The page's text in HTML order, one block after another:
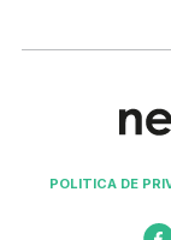
POLITICA DE